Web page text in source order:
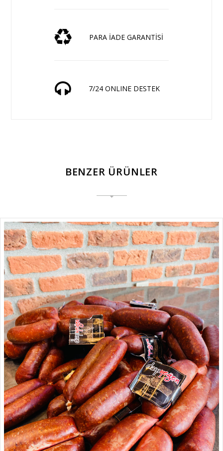
PARA İADE GARANTİSİ
7/24 ONLINE DESTEK
BENZER ÜRÜNLER